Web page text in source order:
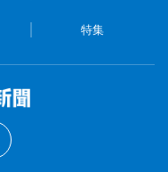
特集